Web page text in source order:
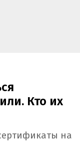
Кто их
на